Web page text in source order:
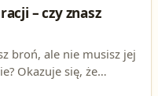
– czy znasz
broń, ale nie musisz jej
Okazuje się, że